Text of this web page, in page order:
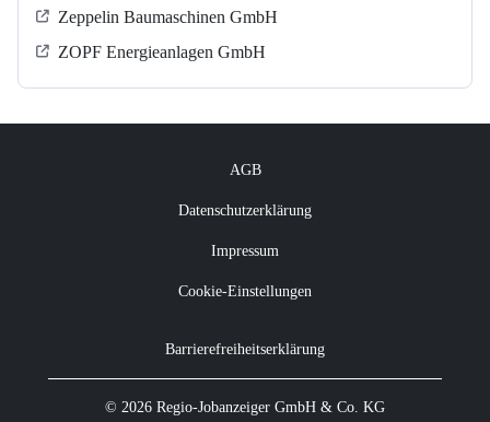
Zeppelin Baumaschinen GmbH
ZOPF Energieanlagen GmbH
AGB
Datenschutzerklärung
Impressum
Cookie-Einstellungen
Barrierefreiheitserklärung
© 2026 Regio-Jobanzeiger GmbH & Co. KG